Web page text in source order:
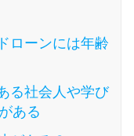
を選ぶべき4つ
ローンには年齢
る社会人や学び
ある